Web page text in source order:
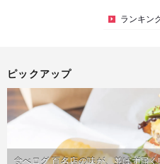
ランキン
ピックアップ
食べログ 百名店の味が、並ばず届